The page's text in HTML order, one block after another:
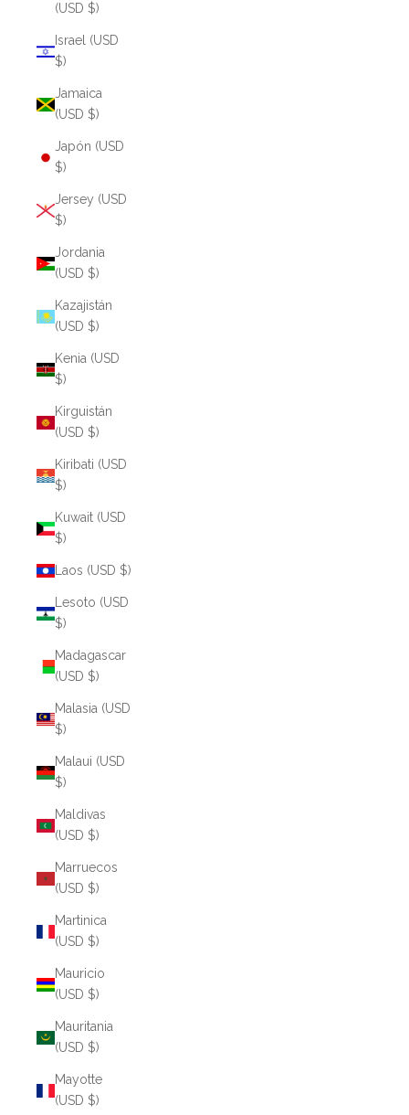
(USD $)
Israel (USD
$)
Jamaica
(USD $)
Japón (USD
$)
Jersey (USD
$)
Jordania
(USD $)
Kazajistán
(USD $)
Kenia (USD
$)
Kirguistán
(USD $)
Kiribati (USD
$)
Kuwait (USD
$)
Laos (USD $)
Lesoto (USD
$)
Madagascar
(USD $)
Malasia (USD
$)
Malaui (USD
$)
Maldivas
(USD $)
Marruecos
(USD $)
Martinica
(USD $)
Mauricio
(USD $)
Mauritania
(USD $)
Mayotte
(USD $)